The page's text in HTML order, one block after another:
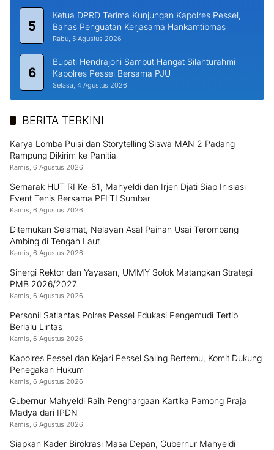
5
Ketua DPRD Terima Kunjungan Kapolres Pessel,
Bahas Penguatan Kerjasama Hankamtibmas
Rabu, 5 Agustus 2026
6
Bupati Hendrajoni Sambut Hangat Silahturahmi
Kapolres Pessel Bersama PJU
Selasa, 4 Agustus 2026
BERITA TERKINI
Karya Lomba Puisi dan Storytelling Siswa MAN 2 Padang
Rampung Dikirim ke Panitia
Kamis, 6 Agustus 2026
Semarak HUT RI Ke-81, Mahyeldi dan Irjen Djati Siap Inisiasi
Event Tenis Bersama PELTI Sumbar
Kamis, 6 Agustus 2026
Ditemukan Selamat, Nelayan Asal Painan Usai Terombang
Ambing di Tengah Laut
Kamis, 6 Agustus 2026
Sinergi Rektor dan Yayasan, UMMY Solok Matangkan Strategi
PMB 2026/2027
Kamis, 6 Agustus 2026
Personil Satlantas Polres Pessel Edukasi Pengemudi Tertib
Berlalu Lintas
Kamis, 6 Agustus 2026
Kapolres Pessel dan Kejari Pessel Saling Bertemu, Komit Dukung
Penegakan Hukum
Kamis, 6 Agustus 2026
Gubernur Mahyeldi Raih Penghargaan Kartika Pamong Praja
Madya dari IPDN
Kamis, 6 Agustus 2026
Siapkan Kader Birokrasi Masa Depan, Gubernur Mahyeldi